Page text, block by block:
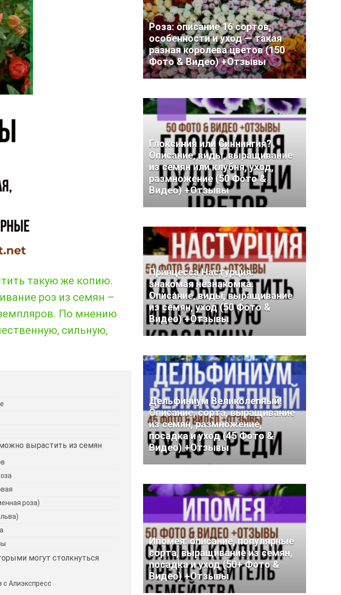
такую же копию.
роз из семян –
По мнению
сильную,
вырастить из семян
роза)
могут столкнуться
c Алиэкспресс
Роза: описание 16 сортов,
особенности и уход — такая
разная королева цветов (150
Фото & Видео) +Отзывы
Глоксиния или Синнингия?
Описание, виды, выращивание
из семян или клубня, уход,
размножение (50 Фото &
Видео) +Отзывы
Принцесса Настурция:
знакомая незнакомка.
Описание, виды, выращивание
из семян, уход (50 Фото &
Видео) +Отзывы
Дельфиниум Великолепный!
Описание, сорта, выращивание
из семян, размножение,
посадка и уход (45 Фото &
Видео) +Отзывы
Ипомея: описание, популярные
сорта, выращивание из семян,
посадка и уход (50+ Фото &
Видео) +Отзывы